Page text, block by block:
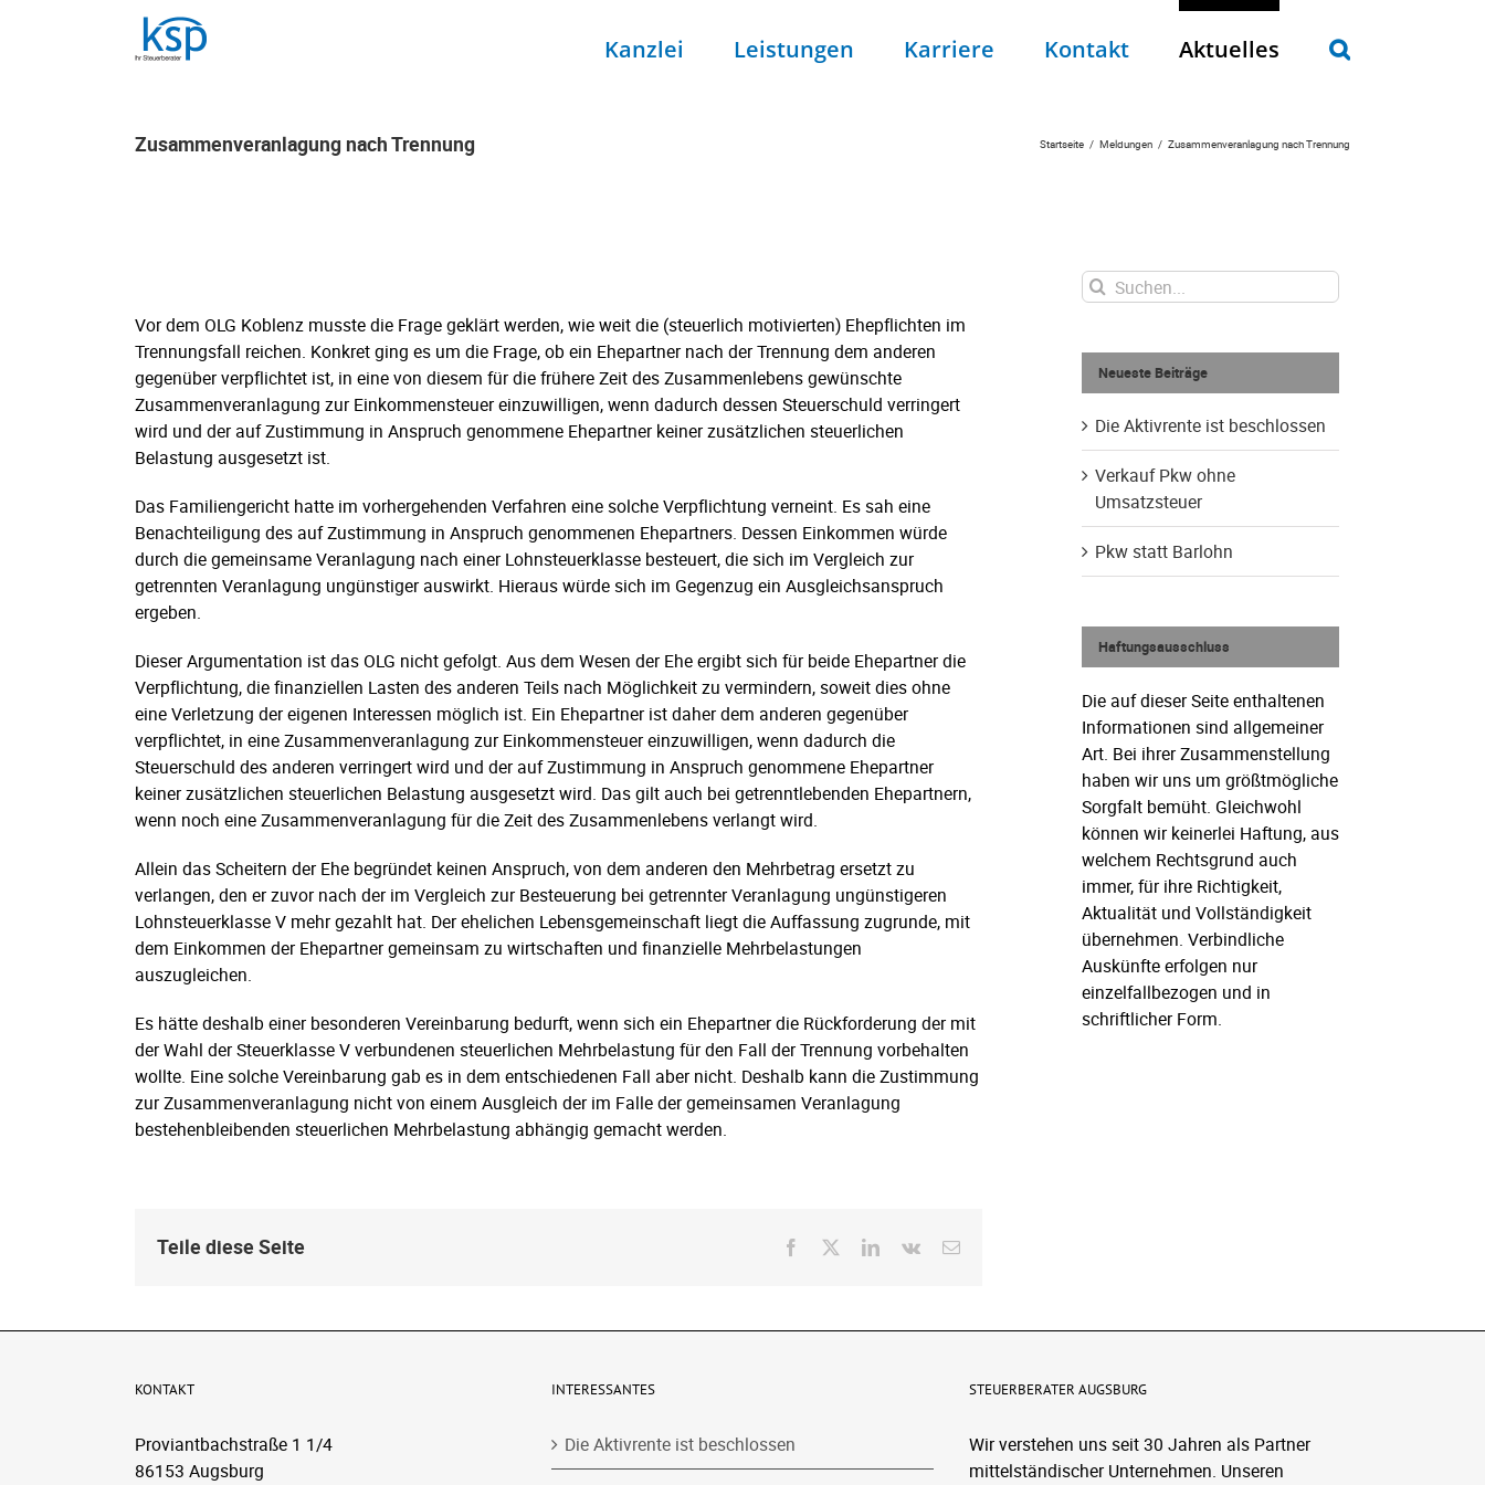
Kanzlei Leistungen Karriere Kontakt Aktuelles
Zusammenveranlagung nach Trennung Startseite Meldungen Zusammenveranlagung nach Trennung
Vor dem OLG Koblenz musste die Frage geklärt werden, wie weit die (steuerlich motivierten) Ehepflichten im
Trennungsfall reichen. Konkret ging es um die Frage, ob ein Ehepartner nach der Trennung dem anderen
gegenüber verpflichtet ist, in eine von diesem für die frühere Zeit des Zusammenlebens gewünschte
Zusammenveranlagung zur Einkommensteuer einzuwilligen, wenn dadurch dessen Steuerschuld verringert
wird und der auf Zustimmung in Anspruch genommene Ehepartner keiner zusätzlichen steuerlichen
Belastung ausgesetzt ist.
Das Familiengericht hatte im vorhergehenden Verfahren eine solche Verpflichtung verneint. Es sah eine
Benachteiligung des auf Zustimmung in Anspruch genommenen Ehepartners. Dessen Einkommen würde
durch die gemeinsame Veranlagung nach einer Lohnsteuerklasse besteuert, die sich im Vergleich zur
getrennten Veranlagung ungünstiger auswirkt. Hieraus würde sich im Gegenzug ein Ausgleichsanspruch
ergeben.
Dieser Argumentation ist das OLG nicht gefolgt. Aus dem Wesen der Ehe ergibt sich für beide Ehepartner die
Verpflichtung, die finanziellen Lasten des anderen Teils nach Möglichkeit zu vermindern, soweit dies ohne
eine Verletzung der eigenen Interessen möglich ist. Ein Ehepartner ist daher dem anderen gegenüber
verpflichtet, in eine Zusammenveranlagung zur Einkommensteuer einzuwilligen, wenn dadurch die
Steuerschuld des anderen verringert wird und der auf Zustimmung in Anspruch genommene Ehepartner
keiner zusätzlichen steuerlichen Belastung ausgesetzt wird. Das gilt auch bei getrenntlebenden Ehepartnern,
wenn noch eine Zusammenveranlagung für die Zeit des Zusammenlebens verlangt wird.
Allein das Scheitern der Ehe begründet keinen Anspruch, von dem anderen den Mehrbetrag ersetzt zu
verlangen, den er zuvor nach der im Vergleich zur Besteuerung bei getrennter Veranlagung ungünstigeren
Lohnsteuerklasse V mehr gezahlt hat. Der ehelichen Lebensgemeinschaft liegt die Auffassung zugrunde, mit
dem Einkommen der Ehepartner gemeinsam zu wirtschaften und finanzielle Mehrbelastungen
auszugleichen.
Es hätte deshalb einer besonderen Vereinbarung bedurft, wenn sich ein Ehepartner die Rückforderung der mit
der Wahl der Steuerklasse V verbundenen steuerlichen Mehrbelastung für den Fall der Trennung vorbehalten
wollte. Eine solche Vereinbarung gab es in dem entschiedenen Fall aber nicht. Deshalb kann die Zustimmung
zur Zusammenveranlagung nicht von einem Ausgleich der im Falle der gemeinsamen Veranlagung
bestehenbleibenden steuerlichen Mehrbelastung abhängig gemacht werden.
Teile diese Seite Facebook LinkedIn
Vk
E-
Suche
nach:
Neueste Beiträge
Die Aktivrente ist beschlossen
Verkauf Pkw ohne
Umsatzsteuer
Pkw statt Barlohn
Haftungsausschluss
Die auf dieser Seite enthaltenen
Informationen sind allgemeiner
Art. Bei ihrer Zusammenstellung
haben wir uns um größtmögliche
Sorgfalt bemüht. Gleichwohl
können wir keinerlei Haftung, aus
welchem Rechtsgrund auch
immer, für ihre Richtigkeit,
Aktualität und Vollständigkeit
übernehmen. Verbindliche
Auskünfte erfolgen nur
einzelfallbezogen und in
schriftlicher Form.
KONTAKT
Proviantbachstraße 1 1/4
86153 Augsburg
INTERESSANTES
Die Aktivrente ist beschlossen
STEUERBERATER AUGSBURG
Wir verstehen uns seit 30 Jahren als Partner
mittelständischer Unternehmen. Unseren